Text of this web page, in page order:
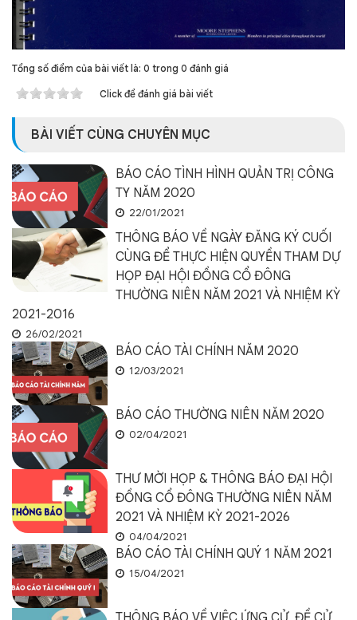
Tổng số điểm của bài viết là: 0 trong 0 đánh giá
Click để đánh giá bài viết
BÀI VIẾT CÙNG CHUYÊN MỤC
BÁO CÁO TÌNH HÌNH QUẢN TRỊ CÔNG
TY NĂM 2020
22/01/2021
THÔNG BÁO VỀ NGÀY ĐĂNG KÝ CUỐI
CÙNG ĐỂ THỰC HIỆN QUYỀN THAM DỰ
HỌP ĐẠI HỘI ĐỒNG CỔ ĐÔNG
THƯỜNG NIÊN NĂM 2021 VÀ NHIỆM KỲ
2021-2016
26/02/2021
BÁO CÁO TÀI CHÍNH NĂM 2020
12/03/2021
BÁO CÁO THƯỜNG NIÊN NĂM 2020
02/04/2021
THƯ MỜI HỌP & THÔNG BÁO ĐẠI HỘI
ĐỒNG CỔ ĐÔNG THƯỜNG NIÊN NĂM
2021 VÀ NHIỆM KỲ 2021-2026
04/04/2021
BÁO CÁO TÀI CHÍNH QUÝ 1 NĂM 2021
15/04/2021